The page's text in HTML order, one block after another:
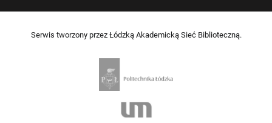
Serwis tworzony przez Łódzką Akademicką Sieć Biblioteczną.